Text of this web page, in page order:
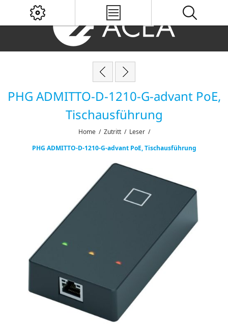
PHG ADMITTO-D-1210-G-advant PoE,
Tischausführung
Home / Zutritt / Leser /
PHG ADMITTO-D-1210-G-advant PoE, Tischausführung